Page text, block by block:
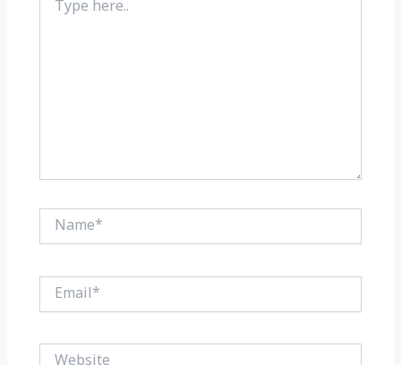
here..
Name*
Email*
Website